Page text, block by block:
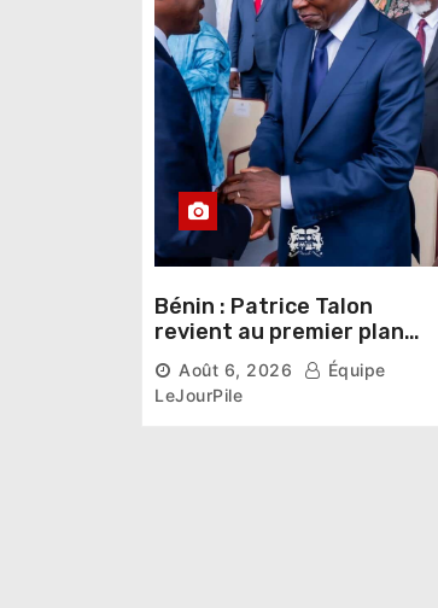
Bénin : Patrice Talon
revient au premier plan
institutionnel comme
premier président du Sénat
Août 6, 2026
Équipe
LeJourPile